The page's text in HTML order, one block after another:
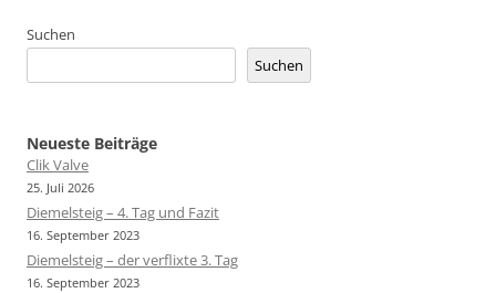
Suchen
Suchen
Neueste Beiträge
Clik Valve
25. Juli 2026
Diemelsteig – 4. Tag und Fazit
16. September 2023
Diemelsteig – der verflixte 3. Tag
16. September 2023